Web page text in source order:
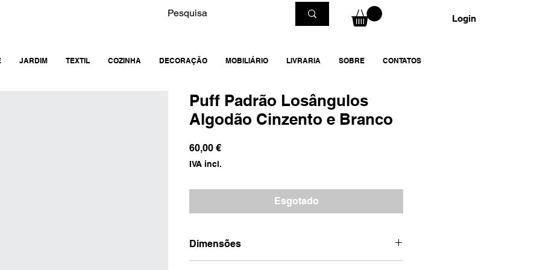
JARDIM TEXTIL COZINHA DECORAÇÃO MOBILIÁRIO LIVRARIA SOBRE CONTATOS
Login
Puff Padrão Losângulos
Algodão Cinzento e Branco
60,00 €Preço
IVA incl.
Esgotado
Dimensões